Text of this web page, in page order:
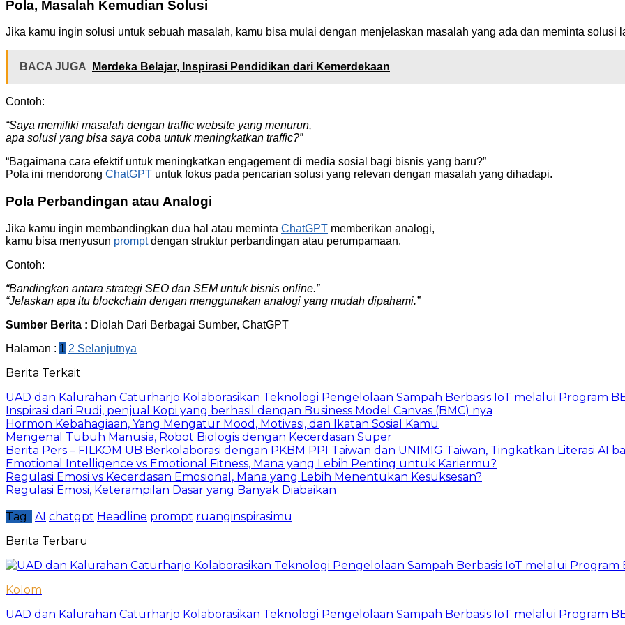
Pola, Masalah Kemudian Solusi
Jika kamu ingin solusi untuk sebuah masalah, kamu bisa mulai dengan menjelaskan masalah yang ada dan meminta solusi
BACA JUGA Merdeka Belajar, Inspirasi Pendidikan dari Kemerdekaan
Contoh:
“Saya memiliki masalah dengan traffic website yang menurun,
apa solusi yang bisa saya coba untuk meningkatkan traffic?”
“Bagaimana cara efektif untuk meningkatkan engagement di media sosial bagi bisnis yang baru?”
Pola ini mendorong ChatGPT untuk fokus pada pencarian solusi yang relevan dengan masalah yang dihadapi.
Pola Perbandingan atau Analogi
Jika kamu ingin membandingkan dua hal atau meminta ChatGPT memberikan analogi,
kamu bisa menyusun promptdengan struktur perbandingan atau perumpamaan.
Contoh:
“Bandingkan antara strategi SEO dan SEM untuk bisnis online.”
“Jelaskan apa itu blockchain dengan menggunakan analogi yang mudah dipahami.”
Sumber Berita : Diolah Dari Berbagai Sumber, ChatGPT
Halaman : 1 2 Selanjutnya
Berita Terkait
UAD dan Kalurahan Caturharjo Kolaborasikan Teknologi Pengelolaan Sampah Berbasis IoT melalui Program
Inspirasi dari Rudi, penjual Kopi yang berhasil dengan Business Model Canvas (BMC) nya
Hormon Kebahagiaan, Yang Mengatur Mood, Motivasi, dan Ikatan Sosial Kamu
Mengenal Tubuh Manusia, Robot Biologis dengan Kecerdasan Super
Berita Pers – FILKOM UB Berkolaborasi dengan PKBM PPI Taiwan dan UNIMIG Taiwan, Tingkatkan Literasi AI
Emotional Intelligence vs Emotional Fitness, Mana yang Lebih Penting untuk Kariermu?
Regulasi Emosi vs Kecerdasan Emosional, Mana yang Lebih Menentukan Kesuksesan?
Regulasi Emosi, Keterampilan Dasar yang Banyak Diabaikan
Tag : AI chatgpt Headline prompt ruanginspirasimu
Berita Terbaru
Kolom
UAD dan Kalurahan Caturharjo Kolaborasikan Teknologi Pengelolaan Sampah Berbasis IoT melalui Program